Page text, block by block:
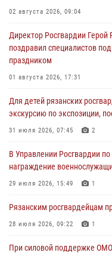
02 августа 2026, 09:04
Директор Росгвардии Герой
поздравил специалистов
праздником
01 августа 2026, 17:31
Для детей рязанских
экскурсию по экспозиции,
31 июля 2026, 07:45 2
В Управлении Росгвардии
награждение
29 июля 2026, 15:49 1
Рязанским росгвардейцам
28 июля 2026, 09:22 1
При силовой поддержке